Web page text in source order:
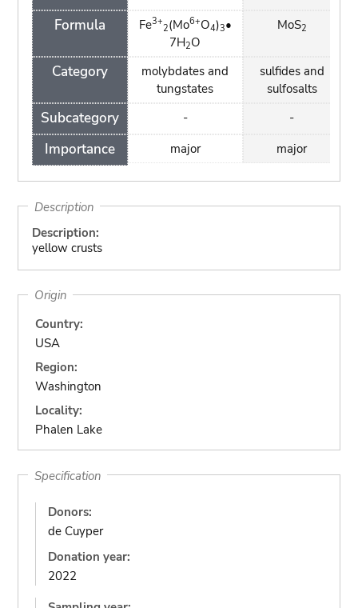
Formula
Category
Subcategory
Importance
Fe3+
2(Mo6+O4)3•
7H2O
molybdates and
tungstates
-
major
MoS2
sulfides and
sulfosalts
-
major
Description
Description:
yellow crusts
Origin
Country:
USA
Region:
Washington
Locality:
Phalen Lake
Specification
Donors:
de Cuyper
Donation year:
2022